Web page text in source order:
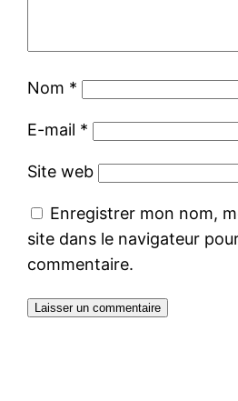
Nom *
E-mail *
Site web
Enregistrer mon nom,
site dans le navigateur
commentaire.